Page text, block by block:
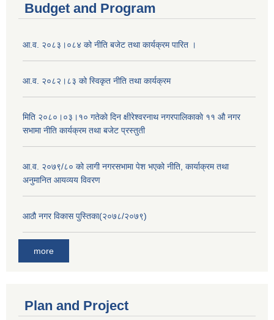
Budget and Program
आ.व. २०८३।०८४ को नीति बजेट तथा कार्यक्रम पारित ।
आ.व. २०८२।८३ को स्विकृत नीति तथा कार्यक्रम
मिति २०८०।०३।१० गतेकाे दिन क्षीरेश्वरनाथ नगरपालिकाकाे ११ ‍औ नगर
सभामा नीति कार्यक्रम तथा बजेट प्रस्तुती
आ.व. २०७९/८० को लागी नगरसभामा पेश भएको नीति, कार्याक्रम तथा
अनुमानित आयव्यय विवरण
आठौ नगर विकास पुस्तिका(२०७८/२०७९)
more
Plan and Project